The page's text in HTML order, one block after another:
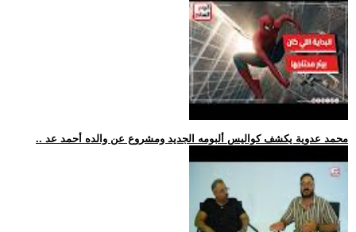
.. محمد عدوية يكشف كواليس ألبومه الجديد ومشروع عن والده أحمد عد